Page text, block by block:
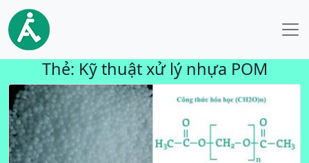
Thẻ: Kỹ thuật xử lý nhựa POM